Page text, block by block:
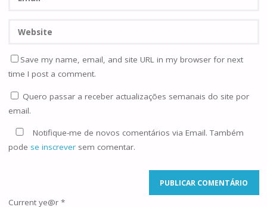
Save my name, email, and site URL in my browser for next
time I post a comment.
Quero passar a receber actualizações semanais do site por
email.
Notifique-me de novos comentários via Email. Também
pode se inscreversem comentar.
Current ye@r *